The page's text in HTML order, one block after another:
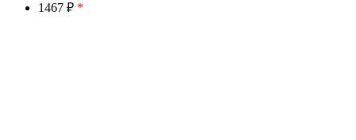
1467 ₽ *